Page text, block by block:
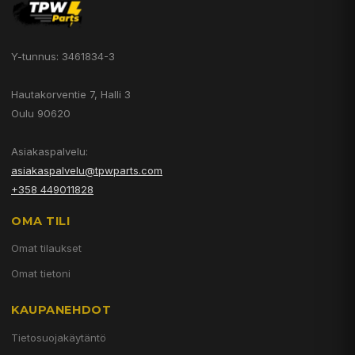
Y-tunnus: 3461834-3
Hautakorventie 7, Halli 3
Oulu 90620
Asiakaspalvelu:
asiakaspalvelu@tpwparts.com
+358 449011828
OMA TILI
Omat tilaukset
Omat tietoni
KAUPANEHDOT
Tietosuojakäytäntö